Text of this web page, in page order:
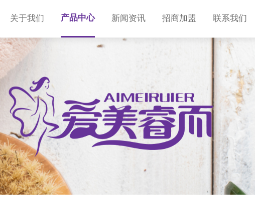
关于我们 产品中心 新闻资讯 招商加盟 联系我们